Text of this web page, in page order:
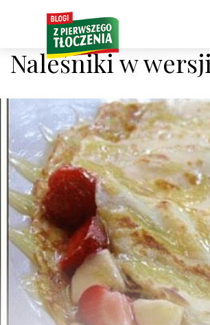
Naleśniki w